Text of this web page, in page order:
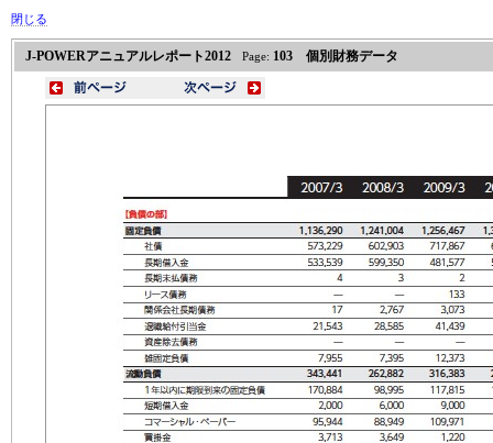
閉じる
J-POWERアニュアルレポート2012 Page: 103 個別財務データ